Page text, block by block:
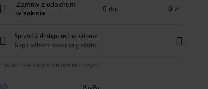
Zamów z odbiorem
w salonie
9 dni 0 zł
Sprawdź dostępność w salonie
Kup i odbierz nawet za godzinę
* termin realizacji w dniach roboczych